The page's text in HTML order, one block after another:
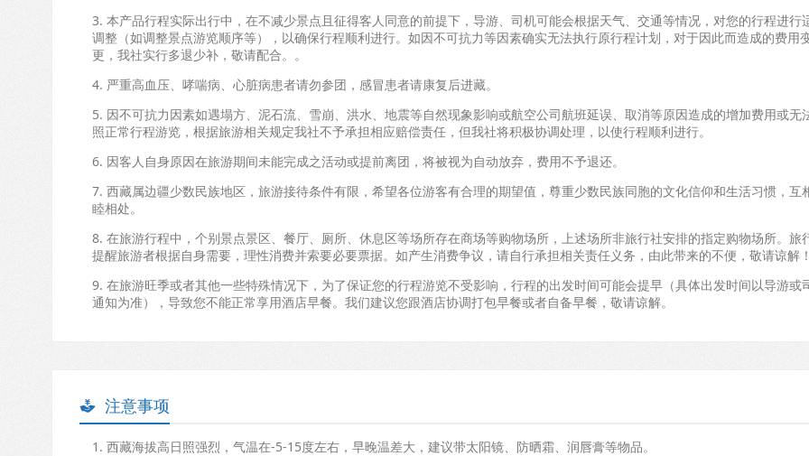
3. 本产品行程实际出行中，在不减少景点且征得客人同意的前提下，导游、司机可能会根据天气、交通等情况，对您的行程进行
调整（如调整景点游览顺序等），以确保行程顺利进行。如因不可抗力等因素确实无法执行原行程计划，对于因此而造成的费用
更，我社实行多退少补，敬请配合。。
4. 严重高血压、哮喘病、心脏病患者请勿参团，感冒患者请康复后进藏。
5. 因不可抗力因素如遇塌方、泥石流、雪崩、洪水、地震等自然现象影响或航空公司航班延误、取消等原因造成的增加费用或无
照正常行程游览，根据旅游相关规定我社不予承担相应赔偿责任，但我社将积极协调处理，以使行程顺利进行。
6. 因客人自身原因在旅游期间未能完成之活动或提前离团，将被视为自动放弃，费用不予退还。
7. 西藏属边疆少数民族地区，旅游接待条件有限，希望各位游客有合理的期望值，尊重少数民族同胞的文化信仰和生活习惯，互
睦相处。
8. 在旅游行程中，个别景点景区、餐厅、厕所、休息区等场所存在商场等购物场所，上述场所非旅行社安排的指定购物场所。旅
提醒旅游者根据自身需要，理性消费并索要必要票据。如产生消费争议，请自行承担相关责任义务，由此带来的不便，敬请谅解
9. 在旅游旺季或者其他一些特殊情况下，为了保证您的行程游览不受影响，行程的出发时间可能会提早（具体出发时间以导游或
通知为准），导致您不能正常享用酒店早餐。我们建议您跟酒店协调打包早餐或者自备早餐，敬请谅解。
 注意事项
1. 西藏海拔高日照强烈，气温在-5-15度左右，早晚温差大，建议带太阳镜、防晒霜、润唇膏等物品。